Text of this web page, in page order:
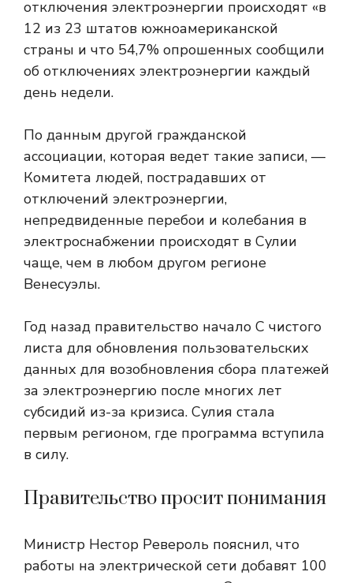
отключения электроэнергии происходят «в
12 из 23 штатов южноамериканской
страны и что 54,7% опрошенных сообщили
об отключениях электроэнергии каждый
день недели.
По данным другой гражданской
ассоциации, которая ведет такие записи, —
Комитета людей, пострадавших от
отключений электроэнергии,
непредвиденные перебои и колебания в
электроснабжении происходят в Сулии
чаще, чем в любом другом регионе
Венесуэлы.
Год назад правительство начало С чистого
листа для обновления пользовательских
данных для возобновления сбора платежей
за электроэнергию после многих лет
субсидий из-за кризиса. Сулия стала
первым регионом, где программа вступила
в силу.
Правительство просит понимания
Министр Нестор Ревероль пояснил, что
работы на электрической сети добавят 100